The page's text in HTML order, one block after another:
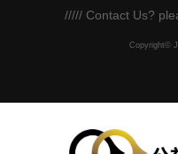
///// Contact Us?
Copyright©